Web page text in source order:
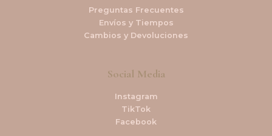
Preguntas Frecuentes
Envíos y Tiempos
Cambios y Devoluciones
Social Media
Instagram
TikTok
Facebook